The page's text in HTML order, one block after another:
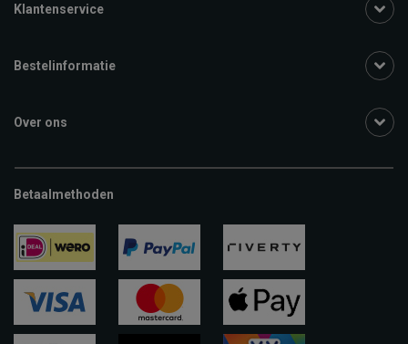
Klantenservice
Bestelinformatie
Over ons
Betaalmethoden
ideal paypal riverty
visa
apple-